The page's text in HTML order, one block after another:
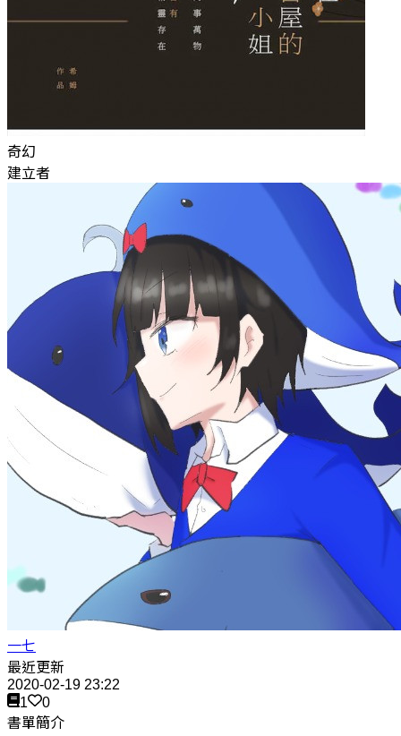
奇幻
建立者
一七
最近更新
2020-02-19 23:22
1
0
書單簡介